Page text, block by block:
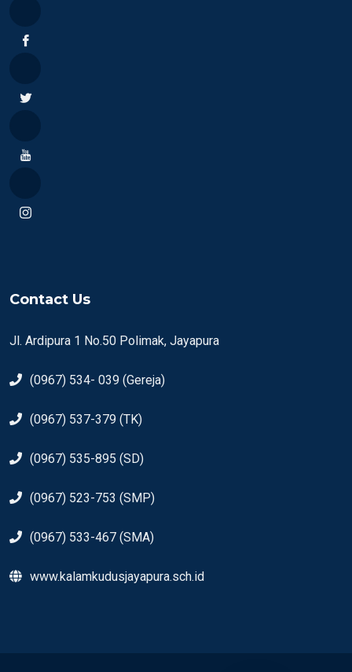
Contact Us
Jl. Ardipura 1 No.50 Polimak, Jayapura
(0967) 534- 039 (Gereja)
(0967) 537-379 (TK)
(0967) 535-895 (SD)
(0967) 523-753 (SMP)
(0967) 533-467 (SMA)
www.kalamkudusjayapura.sch.id